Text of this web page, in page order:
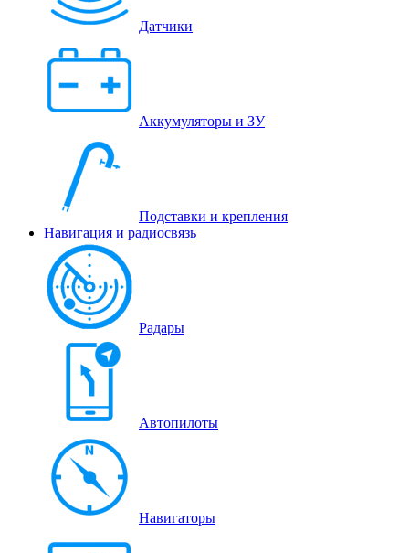
Датчики
Аккумуляторы и ЗУ
Подставки и крепления
Навигация и радиосвязь
Радары
Автопилоты
Навигаторы